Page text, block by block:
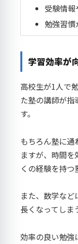
受験情
勉強習慣
学習効率が
高校生が1人で
た塾の講師が
す。
もちろん塾に通
ますが、時間
くの経験を持つ
また、数学な
長くなってしま
効率の良い勉強